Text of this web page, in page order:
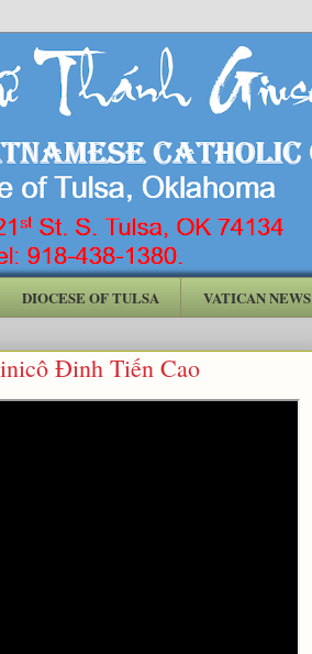
DIOCESE OF TULSA VATICAN NEWS
Đinh Tiến Cao